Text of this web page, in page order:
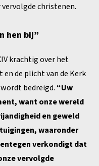
christenen.
​​hen bij”
krachtig over het
en de plicht van de Kerk
bedreigd.“Uw
want onze wereld
en geweld
waaronder
verkondigt dat
vervolgde